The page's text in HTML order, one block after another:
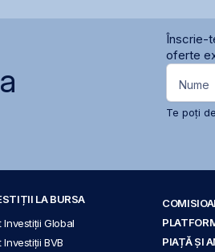
Înscrie-
oferte
Nume
Te poți
LA BURSA
Investiții Global
Investiții BVB
PIAȚĂ ȘI